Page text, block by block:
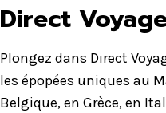
Direct
Plongez dans Direct
les épopées uniques au
Belgique, en Grèce, en